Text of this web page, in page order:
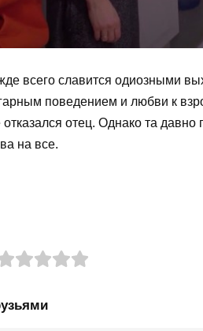
всего славится одиозными
поведением и любви к
отказался отец. Однако та
на все.